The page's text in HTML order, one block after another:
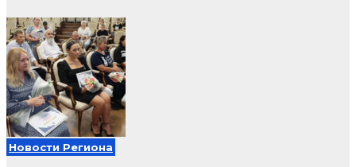
Новости Региона